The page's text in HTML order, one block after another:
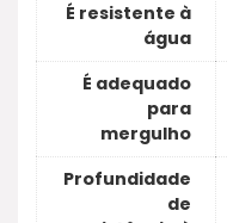
É resistente à
água
É adequado
para
mergulho
Profundidade
de